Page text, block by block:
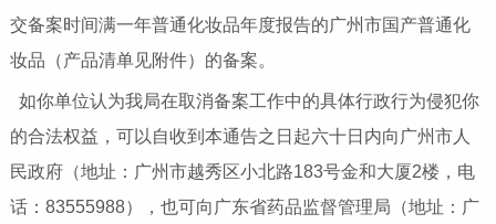
交备案时间满一年普通化妆品年度报告的广州市国产普通化
妆品（产品清单见附件）的备案。
如你单位认为我局在取消备案工作中的具体行政行为侵犯你
的合法权益，可以自收到本通告之日起六十日内向广州市人
民政府（地址：广州市越秀区小北路183号金和大厦2楼，电
话：83555988），也可向广东省药品监督管理局（地址：广